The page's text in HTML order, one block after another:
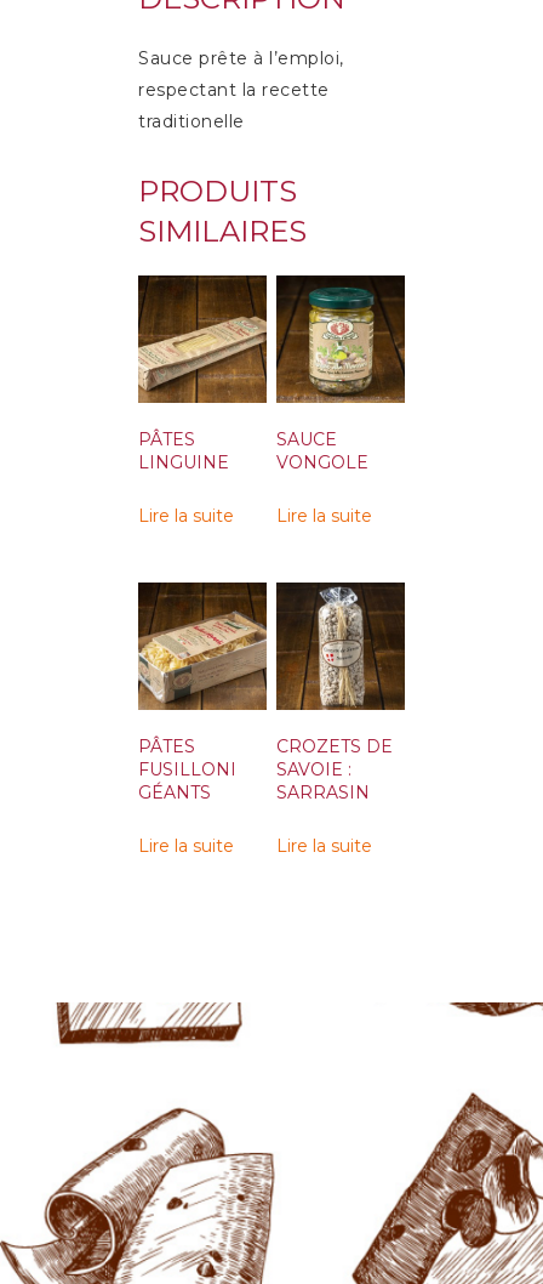
Sauce prête à l’emploi,
respectant la recette
traditionelle
PRODUITS
SIMILAIRES
PÂTES
LINGUINE
Lire la suite
SAUCE
VONGOLE
Lire la suite
PÂTES
FUSILLONI
GÉANTS
Lire la suite
CROZETS DE
SAVOIE :
SARRASIN
Lire la suite